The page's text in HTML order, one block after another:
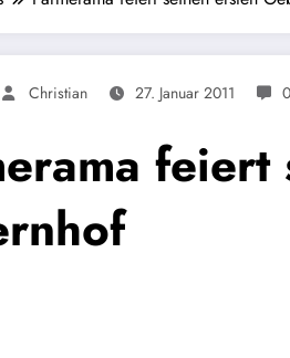
Christian 27. Januar 2011